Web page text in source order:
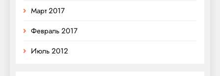
Март 2017
Февраль 2017
Июль 2012